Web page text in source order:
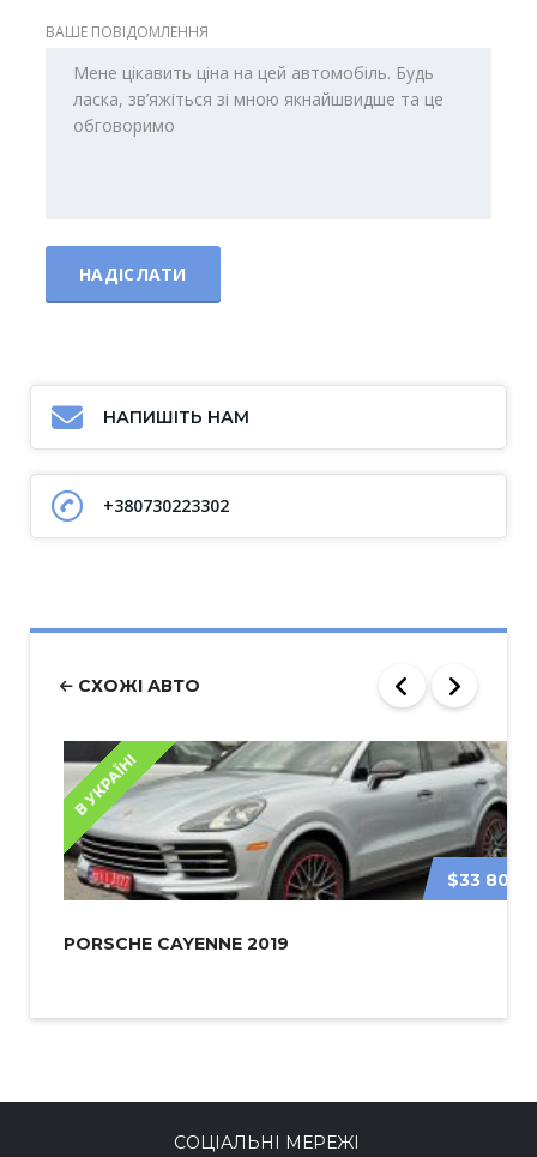
ВАШЕ ПОВІДОМЛЕННЯ
НАПИШІТЬ НАМ
+380730223302
СХОЖІ АВТО
В УКРАЇНІ
$33 800
PORSCHE CAYENNE 2019
СОЦІАЛЬНІ МЕРЕЖІ